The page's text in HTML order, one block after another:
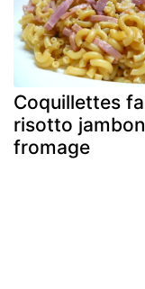
Coquillettes
risotto
fromage